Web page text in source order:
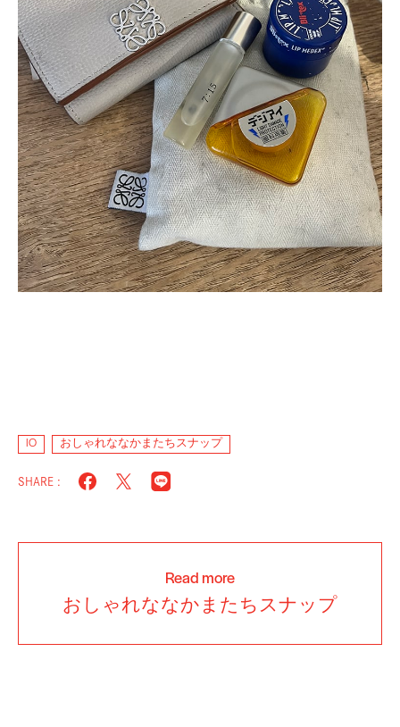
IO おしゃれななかまたちスナップ
SHARE :
Read more
おしゃれななかまたちスナップ